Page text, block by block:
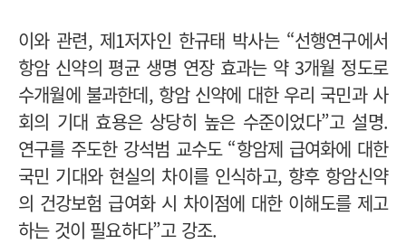
이와 관련, 제1저자인 한규태 박사는 “선행연구에서
항암 신약의 평균 생명 연장 효과는 약 3개월 정도로
수개월에 불과한데, 항암 신약에 대한 우리 국민과 사
회의 기대 효용은 상당히 높은 수준이었다”고 설명.
연구를 주도한 강석범 교수도 “항암제 급여화에 대한
국민 기대와 현실의 차이를 인식하고, 향후 항암신약
의 건강보험 급여화 시 차이점에 대한 이해도를 제고
하는 것이 필요하다”고 강조.